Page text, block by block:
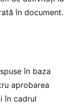
în document.
în baza
aprobarea
în cadrul